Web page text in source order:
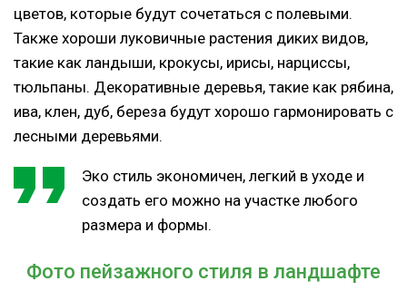
цветов, которые будут сочетаться с полевыми.
Также хороши луковичные растения диких видов,
такие как ландыши, крокусы, ирисы, нарциссы,
тюльпаны. Декоративные деревья, такие как рябина,
ива, клен, дуб, береза будут хорошо гармонировать с
лесными деревьями.
Эко стиль экономичен, легкий в уходе и
создать его можно на участке любого
размера и формы.
Фото пейзажного стиля в ландшафте